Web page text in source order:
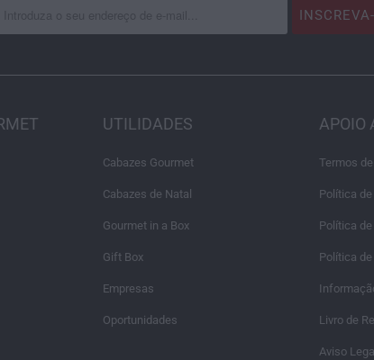
UTILIDADES
Cabazes Gourmet
Cabazes de Natal
Gourmet in a Box
Gift Box
Empresas
Oportunidades
APOIO
Termos
Política de
Política
Política de
Livro de
Aviso Legal